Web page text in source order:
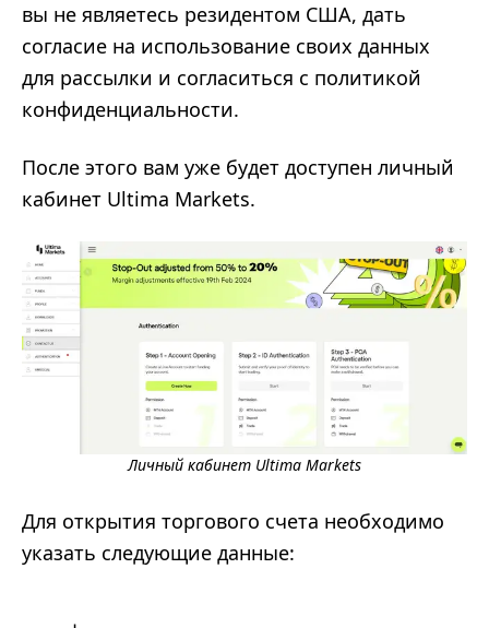
вы не являетесь резидентом США, дать
согласие на использование своих данных
для рассылки и согласиться с политикой
конфиденциальности.
После этого вам уже будет доступен личный
кабинет Ultima Markets.
Личный кабинет Ultima Markets
Для открытия торгового счета необходимо
указать следующие данные: